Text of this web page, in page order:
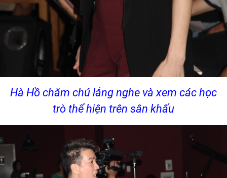
Hà Hồ chăm chú lắng nghe và xem các học
trò thể hiện trên sân khấu